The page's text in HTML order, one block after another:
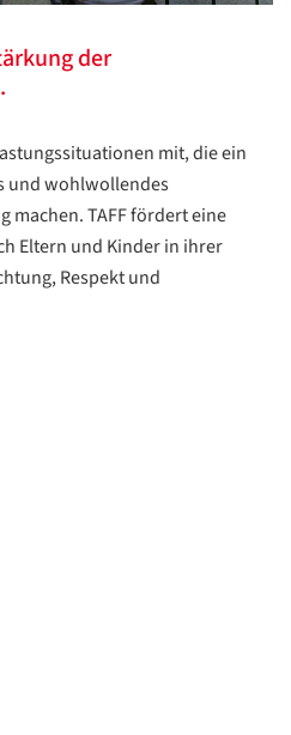
der
mit, die ein
und wohlwollendes
machen. TAFF fördert eine
Eltern und Kinder in ihrer
Respekt und